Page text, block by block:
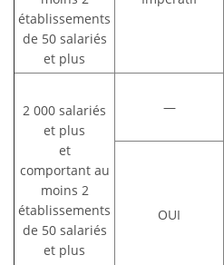
établissements
de 50 salariés
et plus
2 000 salariés
et plus
et
comportant au
moins 2
établissements
de 50 salariés
et plus
—
OUI